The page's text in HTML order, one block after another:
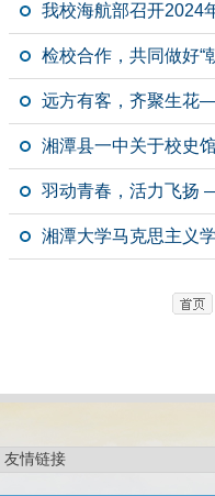
我校海航部召开2024
检校合作，共同做好
远方有客，齐聚生花
湘潭县一中关于校史
羽动青春，活力飞扬
湘潭大学马克思主义